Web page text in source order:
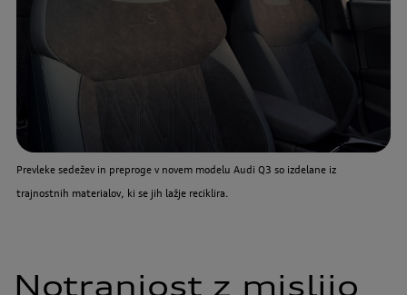
Prevleke sedežev in preproge v novem modelu Audi Q3 so izdelane iz
trajnostnih materialov, ki se jih lažje reciklira.
Notranjost z mislijo